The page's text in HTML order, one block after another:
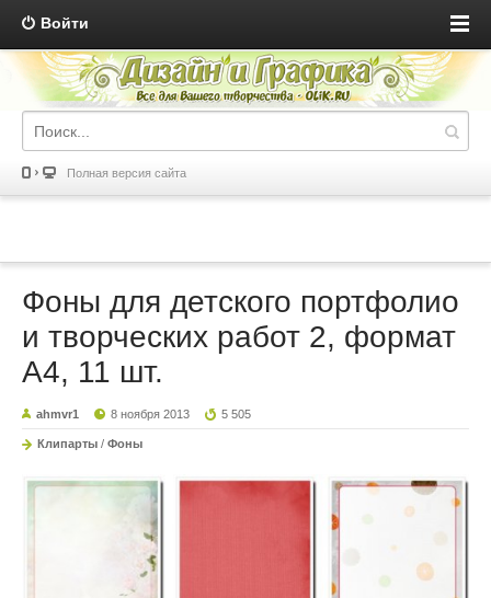
Войти
Полная версия сайта
Фоны для детского портфолио
и творческих работ 2, формат
А4, 11 шт.
ahmvr1 8 ноября 2013 5 505
Клипарты / Фоны